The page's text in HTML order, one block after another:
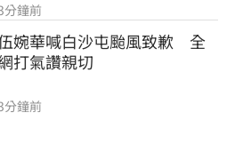
分鐘前
婉華喊白沙屯颱風致歉　全
打氣讚親切
分鐘前